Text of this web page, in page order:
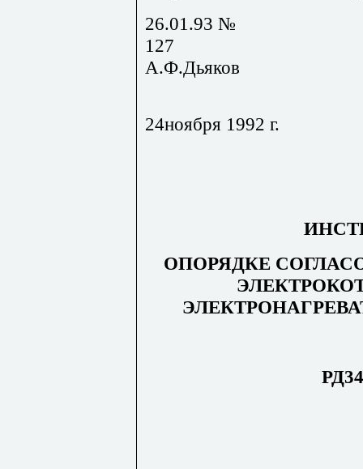
26.01.93 №
А.Ф.Дьяков
24ноября 1992 г.
ОПОРЯДКЕ